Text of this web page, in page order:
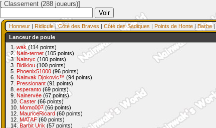
[ Classement (288 joueurs)]
Honneur | Ridicule|Côté des Braves | Côté des Sadiques | Points de Honte |Barbe|
Lanceur de poule
1. wak (114 points)
2.Nain-ternet (105 points)
3. Nainryc (100 points)
3. Bidikiou (100 points)
5. Phoenix51000 (96 points)
6. Nainvak Djokovic™ (94 points)
7. Pressionant (91 points)
8. esperanto (69 points)
9. Nainervée (67 points)
10. Caster (66 points)
10. Momo007(66 points)
12. MauriceRicard (60 points)
12. MATAF (60 points)
14.Barbit Urik (57 points)